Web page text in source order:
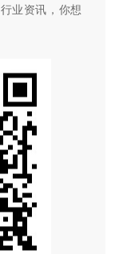
业资讯， 你想